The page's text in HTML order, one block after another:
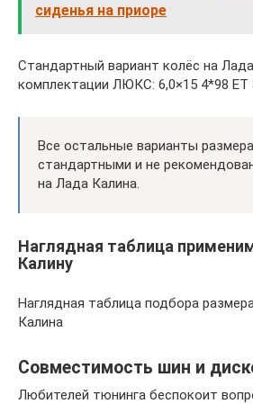
сиденья на приоре
Стандартный вариант колёс на
комплектации ЛЮКС: 6,0×15 4*98 ET
Все остальные варианты
стандартными и не
на Лада Калина.
Наглядная таблица
Калину
Наглядная таблица подбора
Калина
Совместимость шин и
Любителей тюнинга беспокоит